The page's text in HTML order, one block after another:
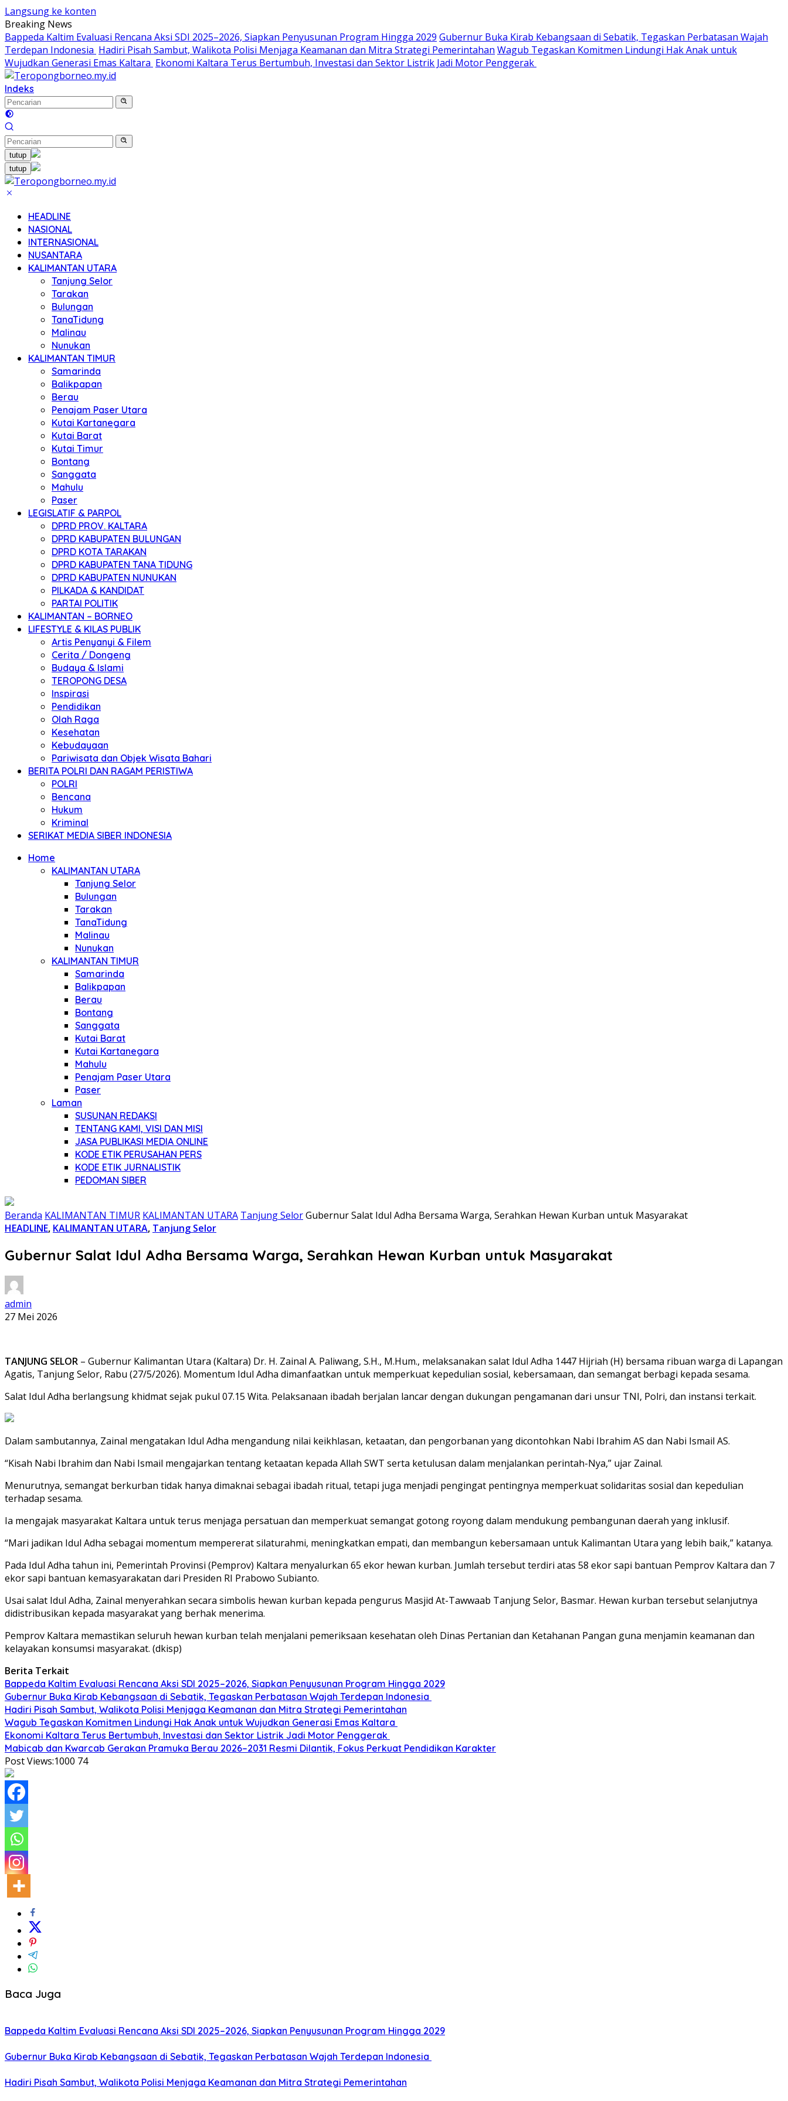
Langsung ke konten
Breaking News
Bappeda Kaltim Evaluasi Rencana Aksi SDI 2025–2026, Siapkan Penyusunan Program Hingga 2029 Gubernur Buka Kirab Kebangsaan di Sebatik, Tegaskan Perbatasan Wajah
Terdepan Indonesia Hadiri Pisah Sambut, Walikota Polisi Menjaga Keamanan dan Mitra Strategi Pemerintahan Wagub Tegaskan Komitmen Lindungi Hak Anak untuk
Wujudkan Generasi Emas Kaltara Ekonomi Kaltara Terus Bertumbuh, Investasi dan Sektor Listrik Jadi Motor Penggerak
Indeks
tutup
tutup
HEADLINE
NASIONAL
INTERNASIONAL
NUSANTARA
KALIMANTAN UTARA
Tanjung Selor
Tarakan
Bulungan
TanaTidung
Malinau
Nunukan
KALIMANTAN TIMUR
Samarinda
Balikpapan
Berau
Penajam Paser Utara
Kutai Kartanegara
Kutai Barat
Kutai Timur
Bontang
Sanggata
Mahulu
Paser
LEGISLATIF & PARPOL
DPRD PROV. KALTARA
DPRD KABUPATEN BULUNGAN
DPRD KOTA TARAKAN
DPRD KABUPATEN TANA TIDUNG
DPRD KABUPATEN NUNUKAN
PILKADA & KANDIDAT
PARTAI POLITIK
KALIMANTAN – BORNEO
LIFESTYLE & KILAS PUBLIK
Artis Penyanyi & Filem
Cerita / Dongeng
Budaya & Islami
TEROPONG DESA
Inspirasi
Pendidikan
Olah Raga
Kesehatan
Kebudayaan
Pariwisata dan Objek Wisata Bahari
BERITA POLRI DAN RAGAM PERISTIWA
POLRI
Bencana
Hukum
Kriminal
SERIKAT MEDIA SIBER INDONESIA
Home
KALIMANTAN UTARA
Tanjung Selor
Bulungan
Tarakan
TanaTidung
Malinau
Nunukan
KALIMANTAN TIMUR
Samarinda
Balikpapan
Berau
Bontang
Sanggata
Kutai Barat
Kutai Kartanegara
Mahulu
Penajam Paser Utara
Paser
Laman
SUSUNAN REDAKSI
TENTANG KAMI, VISI DAN MISI
JASA PUBLIKASI MEDIA ONLINE
KODE ETIK PERUSAHAN PERS
KODE ETIK JURNALISTIK
PEDOMAN SIBER
Beranda KALIMANTAN TIMUR KALIMANTAN UTARA Tanjung SelorGubernur Salat Idul Adha Bersama Warga, Serahkan Hewan Kurban untuk Masyarakat
HEADLINE, KALIMANTAN UTARA, Tanjung Selor
Gubernur Salat Idul Adha Bersama Warga, Serahkan Hewan Kurban untuk Masyarakat
admin
27 Mei 2026
TANJUNG SELOR – Gubernur Kalimantan Utara (Kaltara) Dr. H. Zainal A. Paliwang, S.H., M.Hum., melaksanakan salat Idul Adha 1447 Hijriah (H) bersama ribuan warga di Lapangan
Agatis, Tanjung Selor, Rabu (27/5/2026). Momentum Idul Adha dimanfaatkan untuk memperkuat kepedulian sosial, kebersamaan, dan semangat berbagi kepada sesama.
Salat Idul Adha berlangsung khidmat sejak pukul 07.15 Wita. Pelaksanaan ibadah berjalan lancar dengan dukungan pengamanan dari unsur TNI, Polri, dan instansi terkait.
Dalam sambutannya, Zainal mengatakan Idul Adha mengandung nilai keikhlasan, ketaatan, dan pengorbanan yang dicontohkan Nabi Ibrahim AS dan Nabi Ismail AS.
“Kisah Nabi Ibrahim dan Nabi Ismail mengajarkan tentang ketaatan kepada Allah SWT serta ketulusan dalam menjalankan perintah-Nya,” ujar Zainal.
Menurutnya, semangat berkurban tidak hanya dimaknai sebagai ibadah ritual, tetapi juga menjadi pengingat pentingnya memperkuat solidaritas sosial dan kepedulian
terhadap sesama.
Ia mengajak masyarakat Kaltara untuk terus menjaga persatuan dan memperkuat semangat gotong royong dalam mendukung pembangunan daerah yang inklusif.
“Mari jadikan Idul Adha sebagai momentum mempererat silaturahmi, meningkatkan empati, dan membangun kebersamaan untuk Kalimantan Utara yang lebih baik,” katanya.
Pada Idul Adha tahun ini, Pemerintah Provinsi (Pemprov) Kaltara menyalurkan 65 ekor hewan kurban. Jumlah tersebut terdiri atas 58 ekor sapi bantuan Pemprov Kaltara dan 7
ekor sapi bantuan kemasyarakatan dari Presiden RI Prabowo Subianto.
Usai salat Idul Adha, Zainal menyerahkan secara simbolis hewan kurban kepada pengurus Masjid At-Tawwaab Tanjung Selor, Basmar. Hewan kurban tersebut selanjutnya
didistribusikan kepada masyarakat yang berhak menerima.
Pemprov Kaltara memastikan seluruh hewan kurban telah menjalani pemeriksaan kesehatan oleh Dinas Pertanian dan Ketahanan Pangan guna menjamin keamanan dan
kelayakan konsumsi masyarakat. (dkisp)
Berita Terkait
Bappeda Kaltim Evaluasi Rencana Aksi SDI 2025–2026, Siapkan Penyusunan Program Hingga 2029
Gubernur Buka Kirab Kebangsaan di Sebatik, Tegaskan Perbatasan Wajah Terdepan Indonesia
Hadiri Pisah Sambut, Walikota Polisi Menjaga Keamanan dan Mitra Strategi Pemerintahan
Wagub Tegaskan Komitmen Lindungi Hak Anak untuk Wujudkan Generasi Emas Kaltara
Ekonomi Kaltara Terus Bertumbuh, Investasi dan Sektor Listrik Jadi Motor Penggerak
Mabicab dan Kwarcab Gerakan Pramuka Berau 2026–2031 Resmi Dilantik, Fokus Perkuat Pendidikan Karakter
Post Views:1000 74
Baca Juga
Bappeda Kaltim Evaluasi Rencana Aksi SDI 2025–2026, Siapkan Penyusunan Program Hingga 2029
Gubernur Buka Kirab Kebangsaan di Sebatik, Tegaskan Perbatasan Wajah Terdepan Indonesia
Hadiri Pisah Sambut, Walikota Polisi Menjaga Keamanan dan Mitra Strategi Pemerintahan